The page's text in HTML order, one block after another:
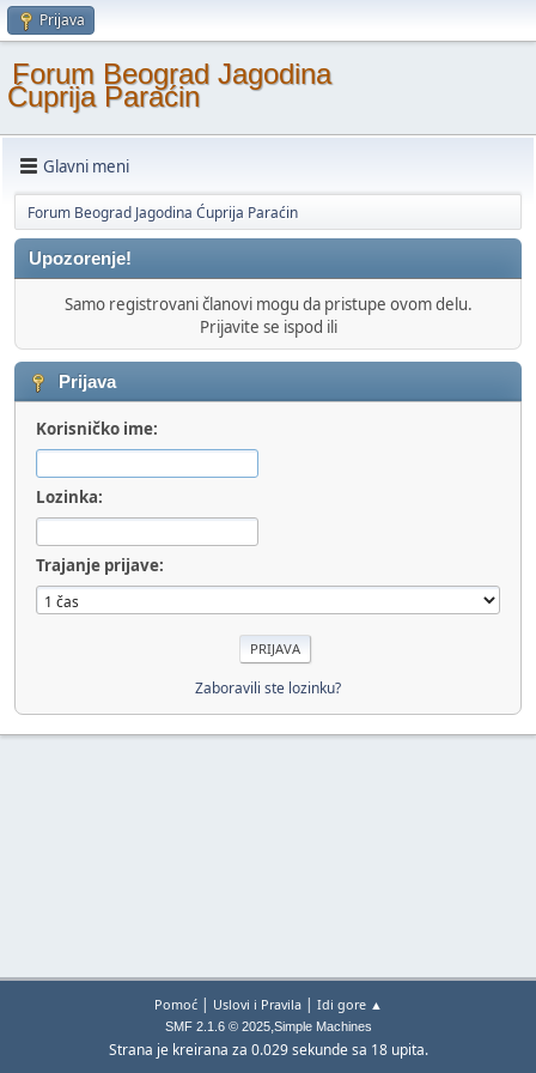
Prijava
Forum Beograd Jagodina
Ćuprija Paraćin
Glavni meni
Forum Beograd Jagodina Ćuprija Paraćin
Upozorenje!
Samo registrovani članovi mogu da pristupe ovom delu.
Prijavite se ispod ili
Prijava
Korisničko ime:
Lozinka:
Trajanje prijave:
Zaboravili ste lozinku?
Pomoć| Uslovi i Pravila| Idi gore ▲
SMF 2.1.6 © 2025,Simple Machines
Strana je kreirana za 0.029 sekunde sa 18 upita.